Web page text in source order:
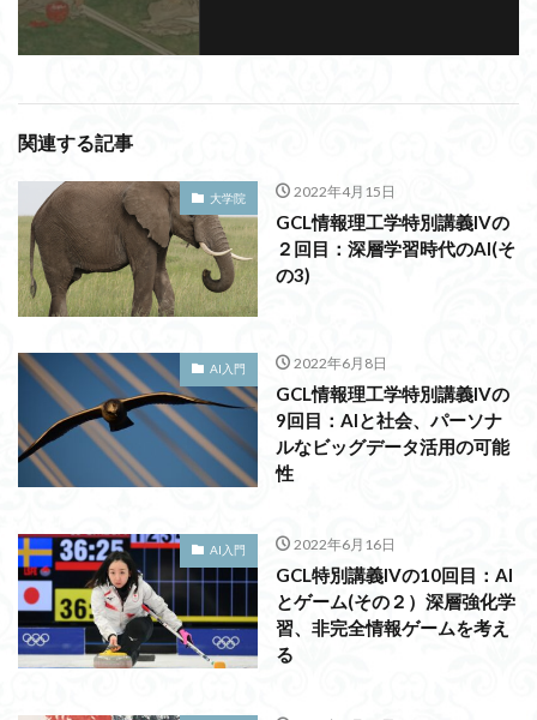
関連する記事
大学院 2022年4月15日
GCL情報理工学特別講義IVの
２回目：深層学習時代のAI(そ
の3)
AI入門 2022年6月8日
GCL情報理工学特別講義IVの
9回目：AIと社会、パーソナ
ルなビッグデータ活用の可能
性
AI入門 2022年6月16日
GCL特別講義IVの10回目：AI
とゲーム(その２）深層強化学
習、非完全情報ゲームを考え
る